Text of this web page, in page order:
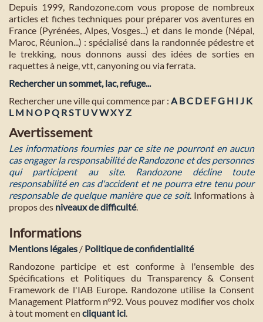
Depuis 1999, Randozone.com vous propose de nombreux
articles et fiches techniques pour préparer vos aventures en
France (Pyrénées, Alpes, Vosges...) et dans le monde (Népal,
Maroc, Réunion...) : spécialisé dans la randonnée pédestre et
le trekking, nous donnons aussi des idées de sorties en
raquettes à neige, vtt, canyoning ou via ferrata.
Rechercher un sommet, lac, refuge...
Rechercher une ville qui commence par : A BC D E FG H I J K
L M NO PQ RST U VWXYZ
Avertissement
Les informations fournies par ce site ne pourront en aucun
cas engager la responsabilité de Randozone et des personnes
qui participent au site. Randozone décline toute
responsabilité en cas d'accident et ne pourra etre tenu pour
responsable de quelque manière que ce soit. Informations à
propos des niveaux de difficulté.
Informations
Mentions légales / Politique de confidentialité
Randozone participe et est conforme à l'ensemble des
Spécifications et Politiques du Transparency & Consent
Framework de l'IAB Europe. Randozone utilise la Consent
Management Platform n°92. Vous pouvez modifier vos choix
à tout moment en cliquant ici.